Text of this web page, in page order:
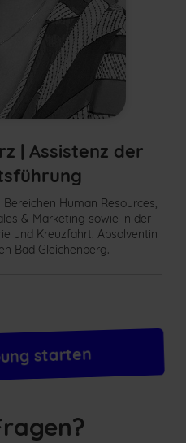
| Assistenz der
Human Resources,
& Marketing sowie in der
und Kreuzfahrt. Absolventin
Bad Gleichenberg.
starten